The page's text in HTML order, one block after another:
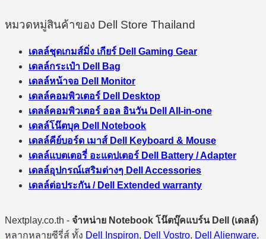
หมวดหมู่สินค้าของ Dell Store Thailand
เดลล์ชุดเกมส์มิ่ง เกียร์ Dell Gaming Gear
เดลล์กระเป๋า Dell Bag
เดลล์หน้าจอ Dell Monitor
เดลล์คอมพิวเตอร์ Dell Desktop
เดลล์คอมพิวเตอร์ ออล อินวัน Dell All-in-one
เดลล์โน๊ตบุค Dell Notebook
เดลล์คีย์บอร์ด เมาส์ Dell Keyboard & Mouse
เดลล์แบตเตอรี่ อะแดปเตอร์ Dell Battery / Adapter
เดลล์อุปกรณ์เสริมต่างๆ Dell Accessories
เดลล์ต่อประกัน / Dell Extended warranty
Nextplay.co.th - จำหน่าย Notebook โน๊ตบุ๊คแบร์น Dell (เดลล์)
หลากหลายซีรี่ส์ ทั้ง Dell Inspiron, Dell Vostro, Dell Alienware,